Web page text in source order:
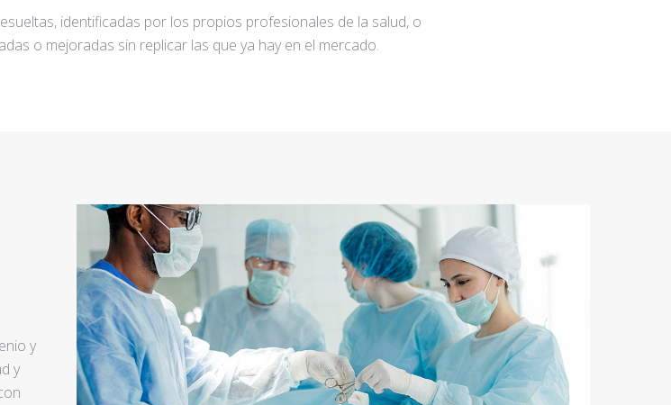
identificadas por los propios profesionales de la salud, o
o mejoradas sin replicar las que ya hay en el mercado.
y
y